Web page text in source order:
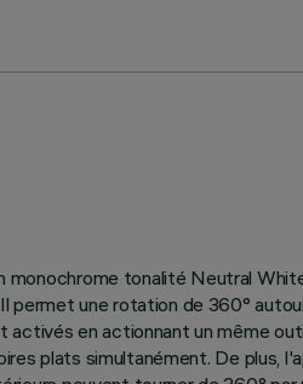
monochrome tonalité Neutral
permet une rotation de 360°
en actionnant un même
plats simultanément. De plus,